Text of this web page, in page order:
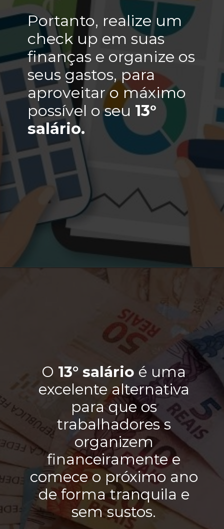
Portanto, realize um
check up em suas
finanças e organize os
seus gastos, para
aproveitar o máximo
possível o seu 13°
salário.
O 13° salário é uma
excelente alternativa
para que os
trabalhadores s
organizem
financeiramente e
comece o próximo ano
de forma tranquila e
sem sustos.